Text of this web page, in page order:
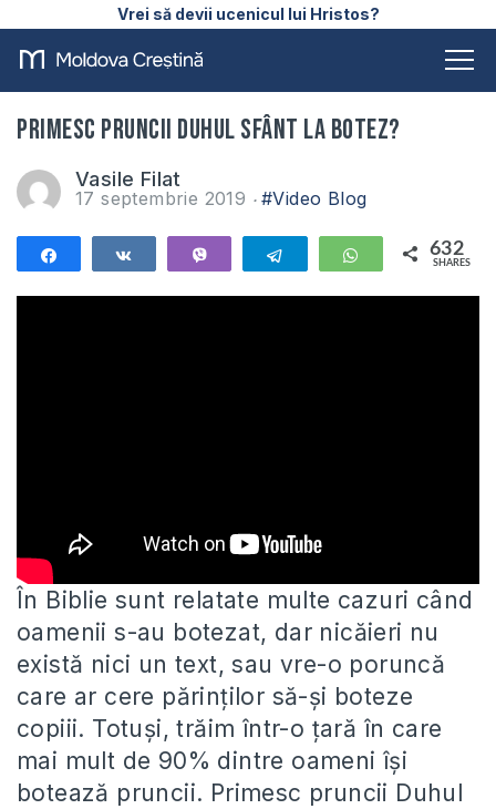
Vrei să devii ucenicul lui Hristos?
Primesc pruncii Duhul Sfânt la botez?
Vasile Filat
17 septembrie 2019 #Video Blog
Telegram WhatsApp
632
SHARES
În Biblie sunt relatate multe cazuri când
oamenii s-au botezat, dar nicăieri nu
există nici un text, sau vre-o poruncă
care ar cere părinţilor să-şi boteze
copiii. Totuși, trăim într-o țară în care
mai mult de 90% dintre oameni își
botează pruncii. Primesc pruncii Duhul